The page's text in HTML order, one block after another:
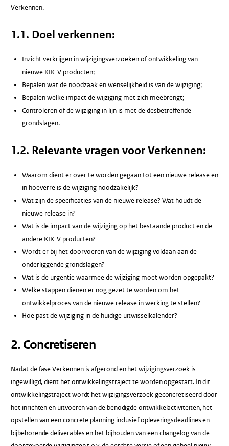
Verkennen.
1.1. Doel verkennen:
Inzicht verkrijgen in wijzigingsverzoeken of ontwikkeling van
nieuwe KIK-V producten;
Bepalen wat de noodzaak en wenselijkheid is van de wijziging;
Bepalen welke impact de wijziging met zich meebrengt;
Controleren of de wijziging in lijn is met de desbetreffende
grondslagen.
1.2. Relevante vragen voor Verkennen:
Waarom dient er over te worden gegaan tot een nieuwe release en
in hoeverre is de wijziging noodzakelijk?
Wat zijn de specificaties van de nieuwe release? Wat houdt de
nieuwe release in?
Wat is de impact van de wijziging op het bestaande product en de
andere KIK-V producten?
Wordt er bij het doorvoeren van de wijziging voldaan aan de
onderliggende grondslagen?
Wat is de urgentie waarmee de wijziging moet worden opgepakt?
Welke stappen dienen er nog gezet te worden om het
ontwikkelproces van de nieuwe release in werking te stellen?
Hoe past de wijziging in de huidige uitwisselkalender?
2. Concretiseren
Nadat de fase Verkennen is afgerond en het wijzigingsverzoek is
ingewilligd, dient het ontwikkelingstraject te worden opgestart. In dit
ontwikkelingstraject wordt het wijzigingsverzoek geconcretiseerd door
het inrichten en uitvoeren van de benodigde ontwikkelactiviteiten, het
opstellen van een concrete planning inclusief opleveringsdeadlines en
bijbehorende deliverables en het bijhouden van een changelog van de